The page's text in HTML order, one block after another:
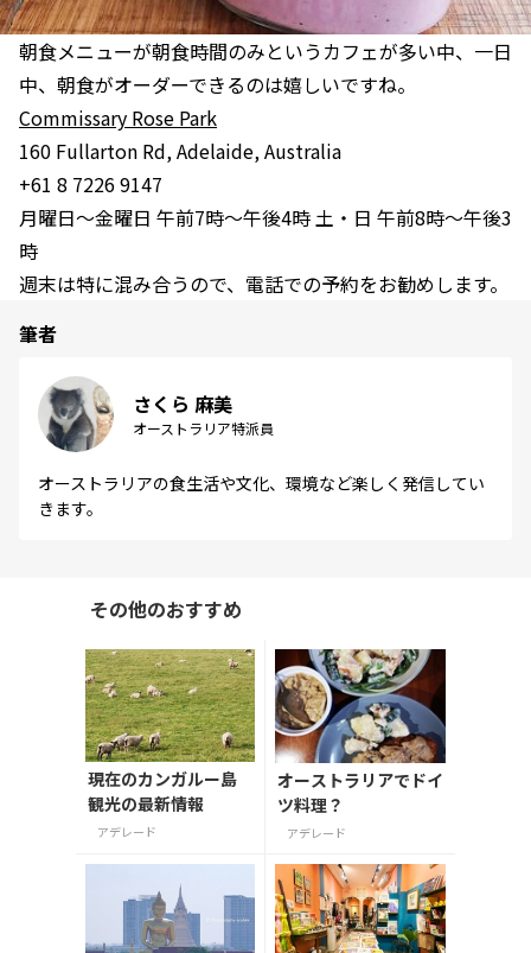
朝食メニューが朝食時間のみというカフェが多い中、一日
中、朝食がオーダーできるのは嬉しいですね。
Commissary Rose Park
160 Fullarton Rd, Adelaide, Australia
+61 8 7226 9147
月曜日～金曜日 午前7時～午後4時 土・日 午前8時～午後3
時
週末は特に混み合うので、電話での予約をお勧めします。
筆者
さくら 麻美
オーストラリア特派員
オーストラリアの食生活や文化、環境など楽しく発信してい
きます。
その他のおすすめ
現在のカンガルー島
観光の最新情報
アデレード
オーストラリアでドイ
ツ料理？
アデレード